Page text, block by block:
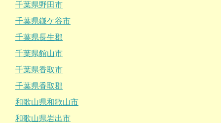
千葉県野田市
千葉県鎌ケ谷市
千葉県長生郡
千葉県館山市
千葉県香取市
千葉県香取郡
和歌山県和歌山市
和歌山県岩出市